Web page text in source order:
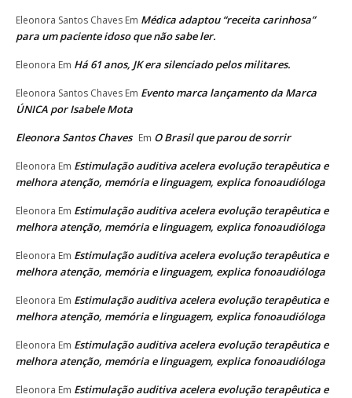
Eleonora Santos Chaves Em Médica adaptou “receita carinhosa”
para um paciente idoso que não sabe ler.
Eleonora Em Há 61 anos, JK era silenciado pelos militares.
Eleonora Santos Chaves Em Evento marca lançamento da Marca
ÚNICA por Isabele Mota
Eleonora Santos Chaves Em O Brasil que parou de sorrir
Eleonora Em Estimulação auditiva acelera evolução terapêutica e
melhora atenção, memória e linguagem, explica fonoaudióloga
Eleonora Em Estimulação auditiva acelera evolução terapêutica e
melhora atenção, memória e linguagem, explica fonoaudióloga
Eleonora Em Estimulação auditiva acelera evolução terapêutica e
melhora atenção, memória e linguagem, explica fonoaudióloga
Eleonora Em Estimulação auditiva acelera evolução terapêutica e
melhora atenção, memória e linguagem, explica fonoaudióloga
Eleonora Em Estimulação auditiva acelera evolução terapêutica e
melhora atenção, memória e linguagem, explica fonoaudióloga
Eleonora Em Estimulação auditiva acelera evolução terapêutica e